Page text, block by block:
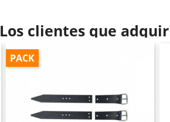
Los clientes que
PACK